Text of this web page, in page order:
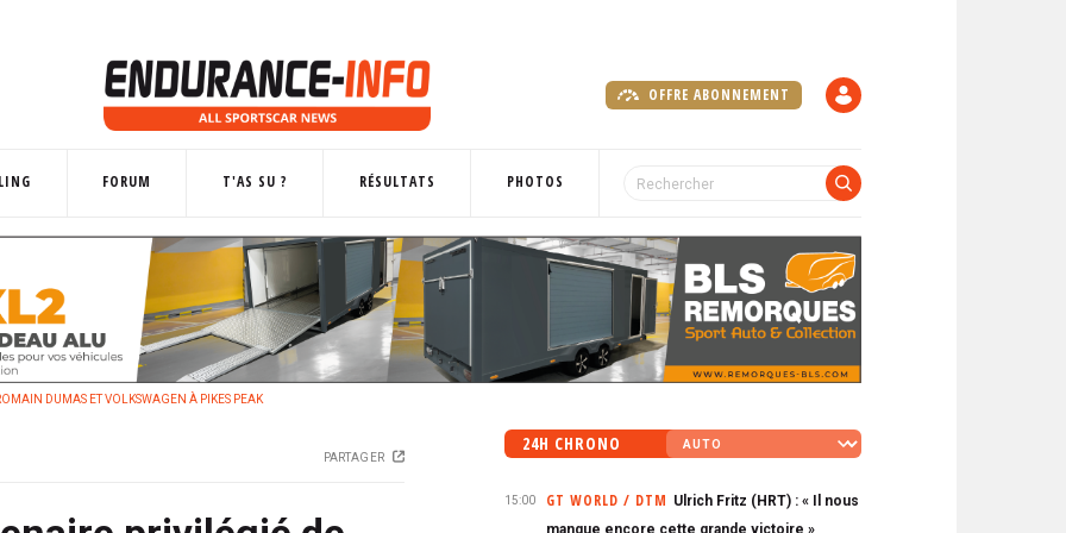
OFFRE ABONNEMENT
FORUM T'AS SU ? RÉSULTATS PHOTOS
DUMAS ET VOLKSWAGEN À PIKES PEAK
PARTAGER
24H CHRONO
15:00 GT WORLD / DTM Ulrich Fritz (HRT) : « Il nous
manque encore cette grande victoire »